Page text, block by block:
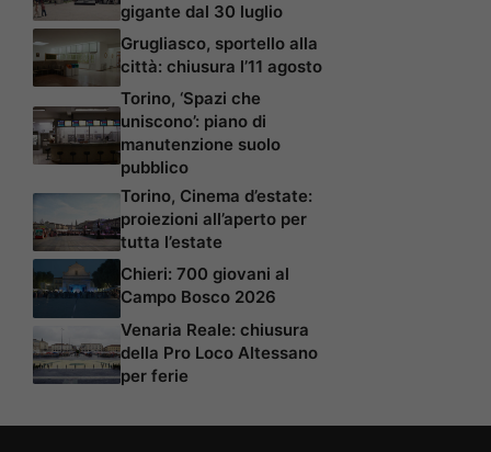
gigante dal 30 luglio
Grugliasco, sportello alla
città: chiusura l’11 agosto
Torino, ‘Spazi che
uniscono’: piano di
manutenzione suolo
pubblico
Torino, Cinema d’estate:
proiezioni all’aperto per
tutta l’estate
Chieri: 700 giovani al
Campo Bosco 2026
Venaria Reale: chiusura
della Pro Loco Altessano
per ferie